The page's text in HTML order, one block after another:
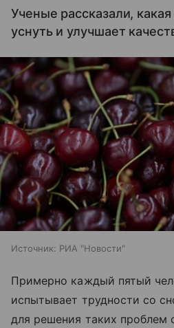
Ученые рассказали,
уснуть и улучшает
Источник: РИА "Новости"
Примерно каждый пятый
испытывает трудности со
для решения таких проблем